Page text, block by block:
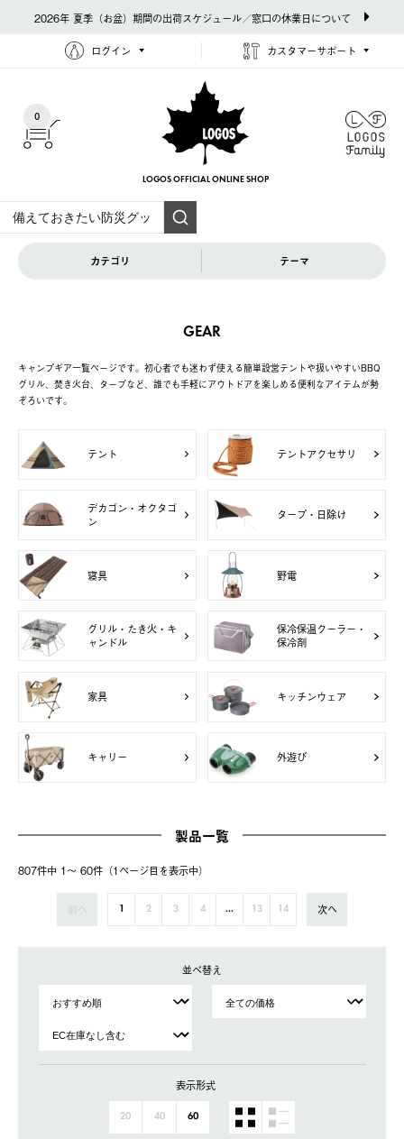
2026年 夏季（お盆）期間の出荷スケジュール／窓口の休業日について
ログイン カスタマーサポート
0
LOGOS OFFICIAL ONLINE SHOP
カテゴリ テーマ
GEAR
キャンプギア一覧ページです。初心者でも迷わず使える簡単設営テントや扱いやすいBBQ
グリル、焚き火台、タープなど、誰でも手軽にアウトドアを楽しめる便利なアイテムが勢
ぞろいです。
テント テントアクセサリ
デカゴン・オクタゴ
ン
タープ・日除け
寝具 野電
グリル・たき火・キ
ャンドル
保冷保温クーラー・
保冷剤
家具 キッチンウェア
キャリー 外遊び
製品一覧
807件中 1〜 60件（1ページ⽬を表⽰中）
前へ 1 2 3 4 ... 13 14 次へ
並べ替え
表示形式
20 40 60